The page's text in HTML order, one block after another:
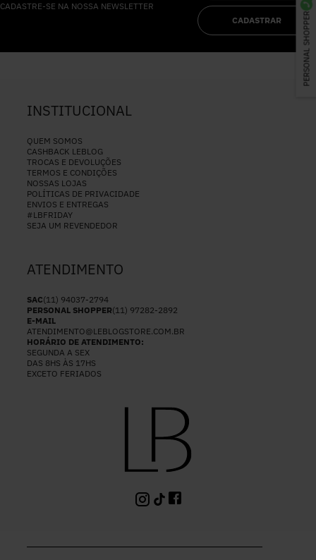
PERSONAL SHOPPER
CADASTRE-SE NA NOSSA NEWSLETTER
CADASTRAR
INSTITUCIONAL
QUEM SOMOS
CASHBACK LEBLOG
TROCAS E DEVOLUÇÕES
TERMOS E CONDIÇÕES
NOSSAS LOJAS
POLÍTICAS DE PRIVACIDADE
ENVIOS E ENTREGAS
#LBFRIDAY
SEJA UM REVENDEDOR
ATENDIMENTO
SAC(11) 94037-2794
PERSONAL SHOPPER(11) 97282-2892
E-MAIL
ATENDIMENTO@LEBLOGSTORE.COM.BR
HORÁRIO DE ATENDIMENTO:
SEGUNDA A SEX
DAS 8HS ÀS 17HS
EXCETO FERIADOS